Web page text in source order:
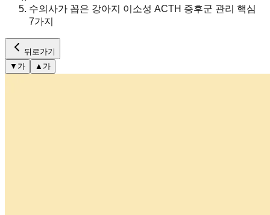
수의사가 꼽은 강아지 이소성 ACTH 증후군 관리 핵심
7가지
뒤로가기
▼ 가 ▲ 가